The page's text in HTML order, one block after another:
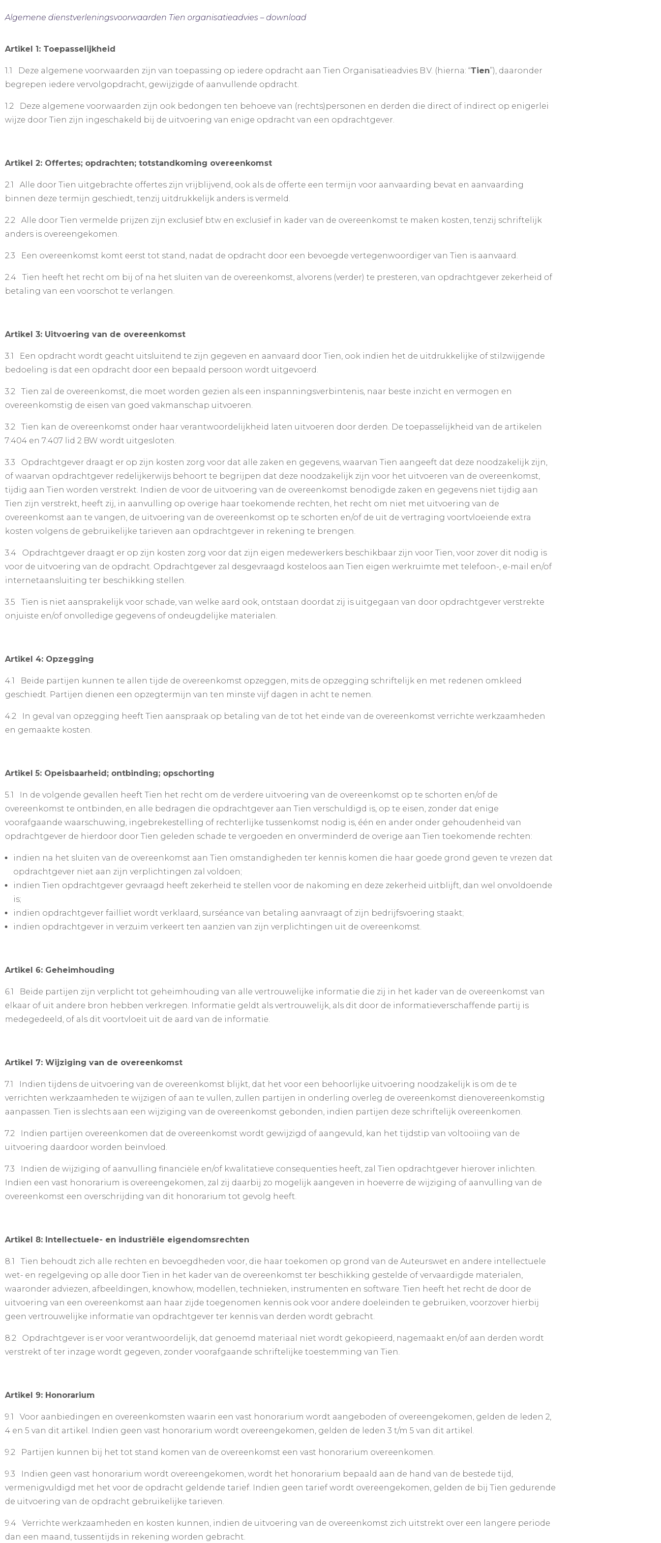
Algemene dienstverleningsvoorwaarden Tien organisatieadvies – download
Artikel 1: Toepasselijkheid
1.1 Deze algemene voorwaarden zijn van toepassing op iedere opdracht aan Tien Organisatieadvies B.V. (hierna: “Tien”), daaronder
begrepen iedere vervolgopdracht, gewijzigde of aanvullende opdracht.
1.2 Deze algemene voorwaarden zijn ook bedongen ten behoeve van (rechts)personen en derden die direct of indirect op enigerlei
wijze door Tien zijn ingeschakeld bij de uitvoering van enige opdracht van een opdrachtgever.
Artikel 2: Offertes; opdrachten; totstandkoming overeenkomst
2.1 Alle door Tien uitgebrachte offertes zijn vrijblijvend, ook als de offerte een termijn voor aanvaarding bevat en aanvaarding
binnen deze termijn geschiedt, tenzij uitdrukkelijk anders is vermeld.
2.2 Alle door Tien vermelde prijzen zijn exclusief btw en exclusief in kader van de overeenkomst te maken kosten, tenzij schriftelijk
anders is overeengekomen.
2.3 Een overeenkomst komt eerst tot stand, nadat de opdracht door een bevoegde vertegenwoordiger van Tien is aanvaard.
2.4 Tien heeft het recht om bij of na het sluiten van de overeenkomst, alvorens (verder) te presteren, van opdrachtgever zekerheid of
betaling van een voorschot te verlangen.
Artikel 3: Uitvoering van de overeenkomst
3.1 Een opdracht wordt geacht uitsluitend te zijn gegeven en aanvaard door Tien, ook indien het de uitdrukkelijke of stilzwijgende
bedoeling is dat een opdracht door een bepaald persoon wordt uitgevoerd.
3.2 Tien zal de overeenkomst, die moet worden gezien als een inspanningsverbintenis, naar beste inzicht en vermogen en
overeenkomstig de eisen van goed vakmanschap uitvoeren.
3.2 Tien kan de overeenkomst onder haar verantwoordelijkheid laten uitvoeren door derden. De toepasselijkheid van de artikelen
7:404 en 7:407 lid 2 BW wordt uitgesloten.
3.3 Opdrachtgever draagt er op zijn kosten zorg voor dat alle zaken en gegevens, waarvan Tien aangeeft dat deze noodzakelijk zijn,
of waarvan opdrachtgever redelijkerwijs behoort te begrijpen dat deze noodzakelijk zijn voor het uitvoeren van de overeenkomst,
tijdig aan Tien worden verstrekt. Indien de voor de uitvoering van de overeenkomst benodigde zaken en gegevens niet tijdig aan
Tien zijn verstrekt, heeft zij, in aanvulling op overige haar toekomende rechten, het recht om niet met uitvoering van de
overeenkomst aan te vangen, de uitvoering van de overeenkomst op te schorten en/of de uit de vertraging voortvloeiende extra
kosten volgens de gebruikelijke tarieven aan opdrachtgever in rekening te brengen.
3.4 Opdrachtgever draagt er op zijn kosten zorg voor dat zijn eigen medewerkers beschikbaar zijn voor Tien, voor zover dit nodig is
voor de uitvoering van de opdracht. Opdrachtgever zal desgevraagd kosteloos aan Tien eigen werkruimte met telefoon-, e-mail en/of
internetaansluiting ter beschikking stellen.
3.5 Tien is niet aansprakelijk voor schade, van welke aard ook, ontstaan doordat zij is uitgegaan van door opdrachtgever verstrekte
onjuiste en/of onvolledige gegevens of ondeugdelijke materialen.
Artikel 4: Opzegging
4.1 Beide partijen kunnen te allen tijde de overeenkomst opzeggen, mits de opzegging schriftelijk en met redenen omkleed
geschiedt. Partijen dienen een opzegtermijn van ten minste vijf dagen in acht te nemen.
4.2 In geval van opzegging heeft Tien aanspraak op betaling van de tot het einde van de overeenkomst verrichte werkzaamheden
en gemaakte kosten.
Artikel 5: Opeisbaarheid; ontbinding; opschorting
5.1 In de volgende gevallen heeft Tien het recht om de verdere uitvoering van de overeenkomst op te schorten en/of de
overeenkomst te ontbinden, en alle bedragen die opdrachtgever aan Tien verschuldigd is, op te eisen, zonder dat enige
voorafgaande waarschuwing, ingebrekestelling of rechterlijke tussenkomst nodig is, één en ander onder gehoudenheid van
opdrachtgever de hierdoor door Tien geleden schade te vergoeden en onverminderd de overige aan Tien toekomende rechten:
indien na het sluiten van de overeenkomst aan Tien omstandigheden ter kennis komen die haar goede grond geven te vrezen dat
opdrachtgever niet aan zijn verplichtingen zal voldoen;
indien Tien opdrachtgever gevraagd heeft zekerheid te stellen voor de nakoming en deze zekerheid uitblijft, dan wel onvoldoende
is;
indien opdrachtgever failliet wordt verklaard, surséance van betaling aanvraagt of zijn bedrijfsvoering staakt;
indien opdrachtgever in verzuim verkeert ten aanzien van zijn verplichtingen uit de overeenkomst.
Artikel 6: Geheimhouding
6.1 Beide partijen zijn verplicht tot geheimhouding van alle vertrouwelijke informatie die zij in het kader van de overeenkomst van
elkaar of uit andere bron hebben verkregen. Informatie geldt als vertrouwelijk, als dit door de informatieverschaffende partij is
medegedeeld, of als dit voortvloeit uit de aard van de informatie.
Artikel 7: Wijziging van de overeenkomst
7.1 Indien tijdens de uitvoering van de overeenkomst blijkt, dat het voor een behoorlijke uitvoering noodzakelijk is om de te
verrichten werkzaamheden te wijzigen of aan te vullen, zullen partijen in onderling overleg de overeenkomst dienovereenkomstig
aanpassen. Tien is slechts aan een wijziging van de overeenkomst gebonden, indien partijen deze schriftelijk overeenkomen.
7.2 Indien partijen overeenkomen dat de overeenkomst wordt gewijzigd of aangevuld, kan het tijdstip van voltooiing van de
uitvoering daardoor worden beïnvloed.
7.3 Indien de wijziging of aanvulling financiële en/of kwalitatieve consequenties heeft, zal Tien opdrachtgever hierover inlichten.
Indien een vast honorarium is overeengekomen, zal zij daarbij zo mogelijk aangeven in hoeverre de wijziging of aanvulling van de
overeenkomst een overschrijding van dit honorarium tot gevolg heeft.
Artikel 8: Intellectuele- en industriële eigendomsrechten
8.1 Tien behoudt zich alle rechten en bevoegdheden voor, die haar toekomen op grond van de Auteurswet en andere intellectuele
wet- en regelgeving op alle door Tien in het kader van de overeenkomst ter beschikking gestelde of vervaardigde materialen,
waaronder adviezen, afbeeldingen, knowhow, modellen, technieken, instrumenten en software. Tien heeft het recht de door de
uitvoering van een overeenkomst aan haar zijde toegenomen kennis ook voor andere doeleinden te gebruiken, voorzover hierbij
geen vertrouwelijke informatie van opdrachtgever ter kennis van derden wordt gebracht.
8.2 Opdrachtgever is er voor verantwoordelijk, dat genoemd materiaal niet wordt gekopieerd, nagemaakt en/of aan derden wordt
verstrekt of ter inzage wordt gegeven, zonder voorafgaande schriftelijke toestemming van Tien.
Artikel 9: Honorarium
9.1 Voor aanbiedingen en overeenkomsten waarin een vast honorarium wordt aangeboden of overeengekomen, gelden de leden 2,
4 en 5 van dit artikel. Indien geen vast honorarium wordt overeengekomen, gelden de leden 3 t/m 5 van dit artikel.
9.2 Partijen kunnen bij het tot stand komen van de overeenkomst een vast honorarium overeenkomen.
9.3 Indien geen vast honorarium wordt overeengekomen, wordt het honorarium bepaald aan de hand van de bestede tijd,
vermenigvuldigd met het voor de opdracht geldende tarief. Indien geen tarief wordt overeengekomen, gelden de bij Tien gedurende
de uitvoering van de opdracht gebruikelijke tarieven.
9.4 Verrichte werkzaamheden en kosten kunnen, indien de uitvoering van de overeenkomst zich uitstrekt over een langere periode
dan een maand, tussentijds in rekening worden gebracht.